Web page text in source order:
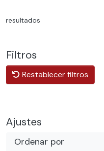
resultados
Filtros
Restablecer filtros
Ajustes
Ordenar por